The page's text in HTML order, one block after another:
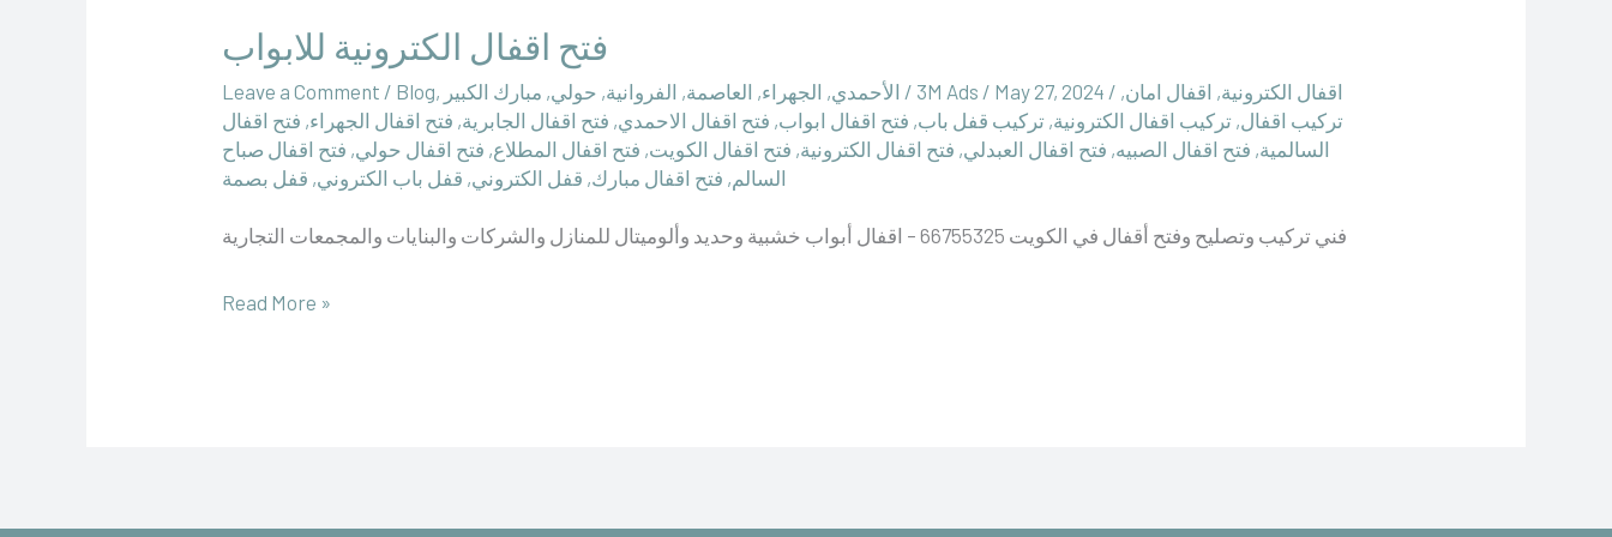
فتح اقفال الكترونية للابواب
Leave a Comment / Blog, الأحمدي, الجهراء, العاصمة, الفروانية, حولي, مبارك الكبير / / May 27, 2024 / اقفال الكترونية, اقفال امان,
تركيب اقفال, تركيب اقفال الكترونية, تركيب قفل باب, فتح اقفال ابواب, فتح اقفال الاحمدي, فتح اقفال الجابرية, فتح اقفال الجهراء, فتح اقفال
السالمية, فتح اقفال الصبيه, فتح اقفال العبدلي, فتح اقفال الكترونية, فتح اقفال الكويت, فتح اقفال المطلاع, فتح اقفال حولي, فتح اقفال صباح
السالم, فتح اقفال مبارك, قفل الكتروني, قفل باب الكتروني, قفل بصمة
فني تركيب وتصليح وفتح أقفال في الكويت 66755325 – اقفال أبواب خشبية وحديد وألوميتال للمنازل والشركات والبنايات والمجمعات التجارية
الكترونية
للابواب
Read More »